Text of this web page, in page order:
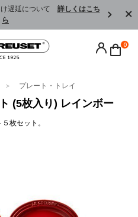
遅延について 詳しくはこち
ら
0
プレート・トレイ
(5枚入り) レインボー
枚セット。